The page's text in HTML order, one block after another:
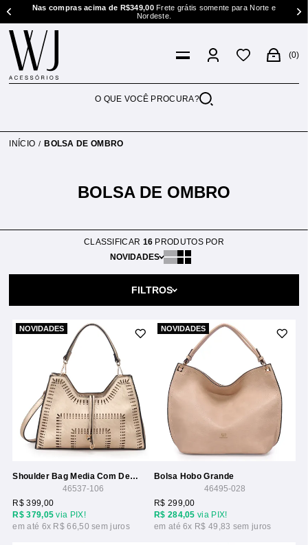
acima de R$349,00Frete grátis somente para Norte e
Compras acima
0
INÍCIO BOLSA DE OMBRO
BOLSA DE OMBRO
CLASSIFICAR 16 PRODUTOS POR
NOVIDADES
FILTROS
NOVIDADES
Shoulder Bag Media Com Detalhe Laser
46537-106
R$ 379,05 via PIX!
R$ 399,00
6x R$ 66,50
NOVIDADES
Bolsa Hobo Grande
46495-028
R$ 284,05 via PIX!
R$ 299,00
6x R$ 49,83